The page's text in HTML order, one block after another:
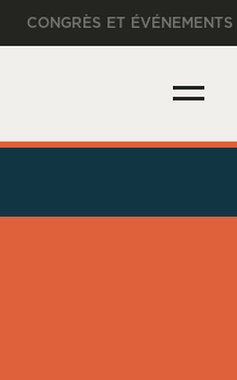
CONGRÈS ET ÉVÉNEMENTS